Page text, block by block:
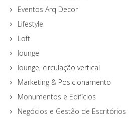
Eventos Arq Decor
Lifestyle
Loft
lounge
lounge, circulação vertical
Marketing & Posicionamento
Monumentos e Edifícios
Negócios e Gestão de Escritórios